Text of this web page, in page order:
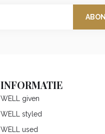
INFORMATIE
WELL given
WELL styled
WELL used